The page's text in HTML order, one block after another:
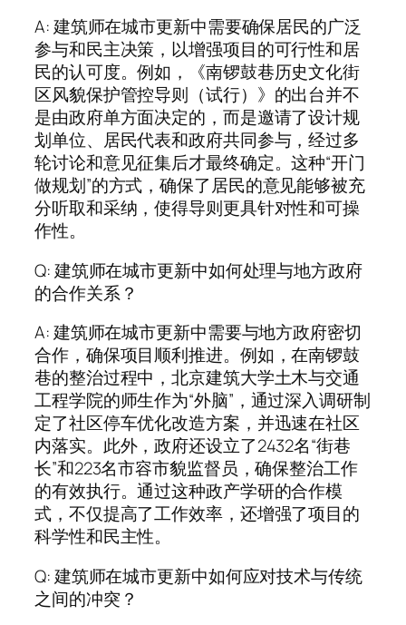
A: 建筑师在城市更新中需要确保居民的广泛
参与和民主决策，以增强项目的可行性和居
民的认可度。例如，《南锣鼓巷历史文化街
区风貌保护管控导则（试行）》的出台并不
是由政府单方面决定的，而是邀请了设计规
划单位、居民代表和政府共同参与，经过多
轮讨论和意见征集后才最终确定。这种“开门
做规划”的方式，确保了居民的意见能够被充
分听取和采纳，使得导则更具针对性和可操
作性。
Q: 建筑师在城市更新中如何处理与地方政府
的合作关系？
A: 建筑师在城市更新中需要与地方政府密切
合作，确保项目顺利推进。例如，在南锣鼓
巷的整治过程中，北京建筑大学土木与交通
工程学院的师生作为“外脑”，通过深入调研制
定了社区停车优化改造方案，并迅速在社区
内落实。此外，政府还设立了2432名“街巷
长”和223名市容市貌监督员，确保整治工作
的有效执行。通过这种政产学研的合作模
式，不仅提高了工作效率，还增强了项目的
科学性和民主性。
Q: 建筑师在城市更新中如何应对技术与传统
之间的冲突？